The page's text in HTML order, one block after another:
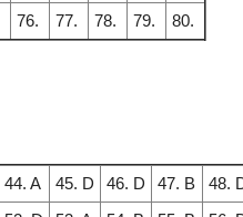
76. 77. 78. 79. 80.
44. A 45. D 46. D 47. B
48.